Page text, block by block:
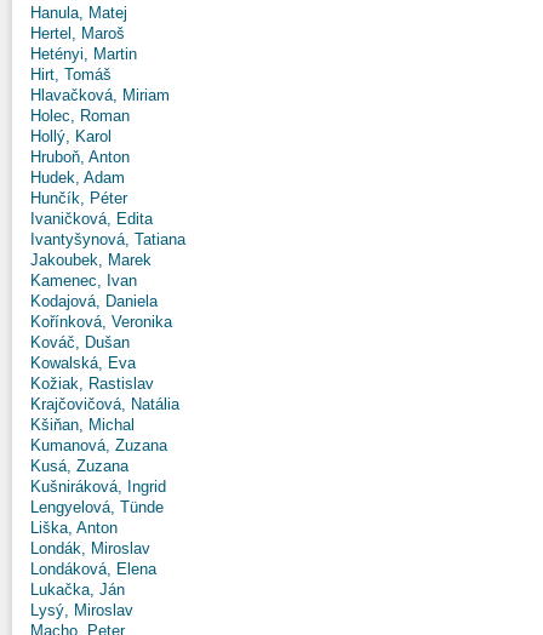
Hanula, Matej
Hertel, Maroš
Hetényi, Martin
Hirt, Tomáš
Hlavačková, Miriam
Holec, Roman
Hollý, Karol
Hruboň, Anton
Hudek, Adam
Hunčík, Péter
Ivaničková, Edita
Ivantyšynová, Tatiana
Jakoubek, Marek
Kamenec, Ivan
Kodajová, Daniela
Kořínková, Veronika
Kováč, Dušan
Kowalská, Eva
Kožiak, Rastislav
Krajčovičová, Natália
Kšiňan, Michal
Kumanová, Zuzana
Kusá, Zuzana
Kušniráková, Ingrid
Lengyelová, Tünde
Liška, Anton
Londák, Miroslav
Londáková, Elena
Lukačka, Ján
Lysý, Miroslav
Macho, Peter